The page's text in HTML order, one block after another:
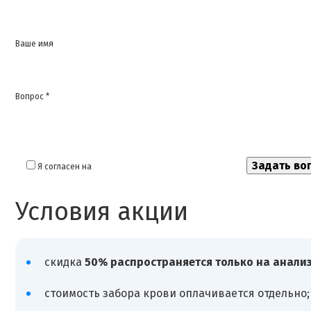
Ваше имя
Вопрос *
Я согласен на
Условия акции
скидка 50% распространяется только на
стоимость забора крови оплачивается отдельно;